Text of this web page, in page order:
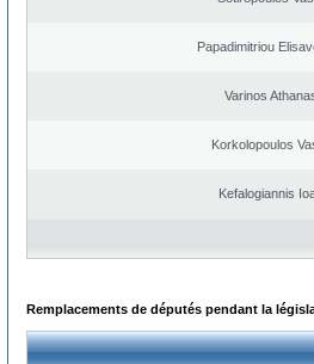
Papadimitriou
Varinos
Korkolopoulos
Kefalogiannis
Remplacements de députés pendant la